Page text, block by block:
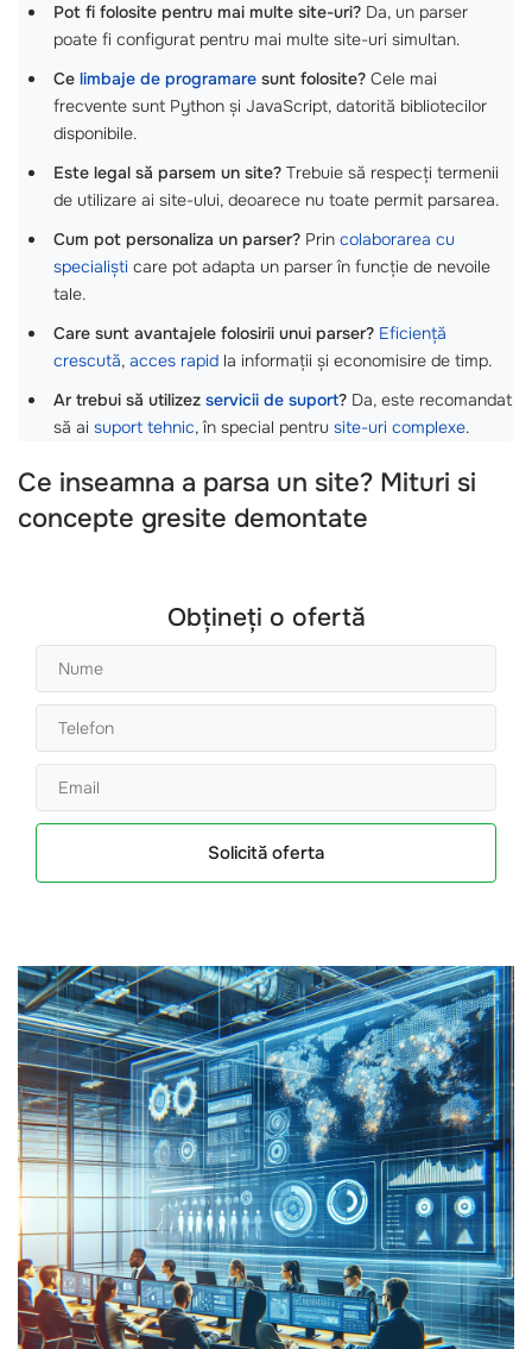
Pot fi folosite pentru mai multe site-uri? Da, un parser
poate fi configurat pentru mai multe site-uri simultan.
Ce limbaje de programare sunt folosite? Cele mai
frecvente sunt Python și JavaScript, datorită bibliotecilor
disponibile.
Este legal să parsem un site? Trebuie să respecți termenii
de utilizare ai site-ului, deoarece nu toate permit parsarea.
Cum pot personaliza un parser? Prin colaborarea cu
specialiști care pot adapta un parser în funcție de nevoile
tale.
Care sunt avantajele folosirii unui parser? Eficiență
crescută, acces rapid la informații și economisire de timp.
Ar trebui să utilizez servicii de suport? Da, este recomandat
să ai suport tehnic, în special pentru site-uri complexe.
Ce inseamna a parsa un site? Mituri si
concepte gresite demontate
Obțineți o ofertă
Solicită oferta